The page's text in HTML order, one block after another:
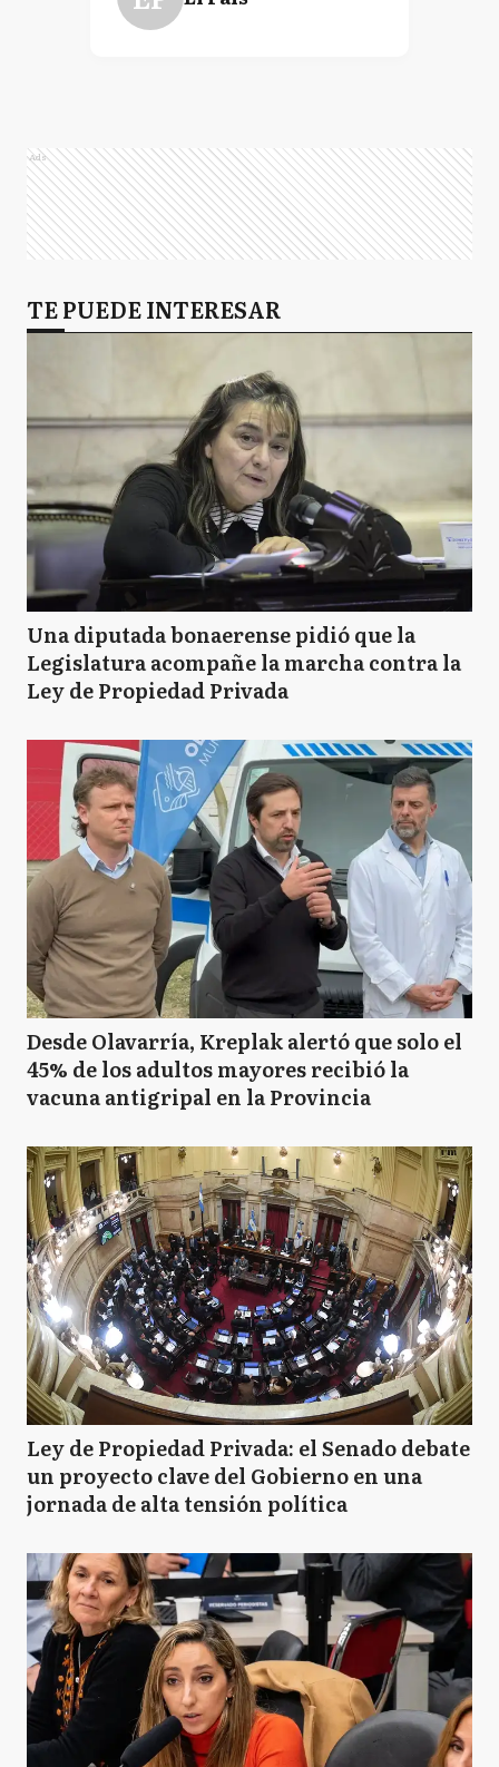
Ads
TE PUEDE INTERESAR
Una diputada bonaerense pidió que la
Legislatura acompañe la marcha contra la
Ley de Propiedad Privada
Desde Olavarría, Kreplak alertó que solo el
45% de los adultos mayores recibió la
vacuna antigripal en la Provincia
Ley de Propiedad Privada: el Senado debate
un proyecto clave del Gobierno en una
jornada de alta tensión política